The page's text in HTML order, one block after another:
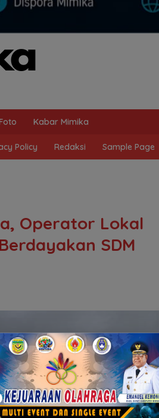
Kabar Mimika
Policy Redaksi Sample Page
Operator Lokal
SDM